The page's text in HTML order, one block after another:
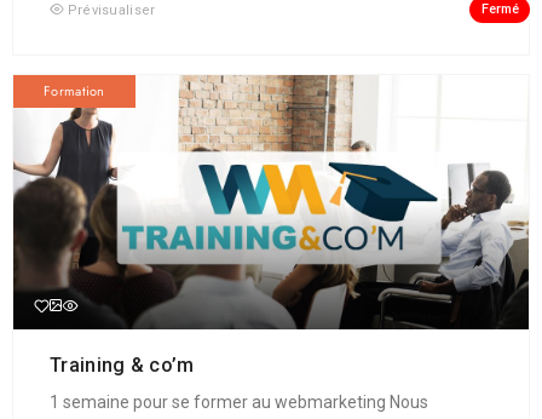
Prévisualiser Fermé
Formation
Training & co’m
1 semaine pour se former au webmarketing Nous